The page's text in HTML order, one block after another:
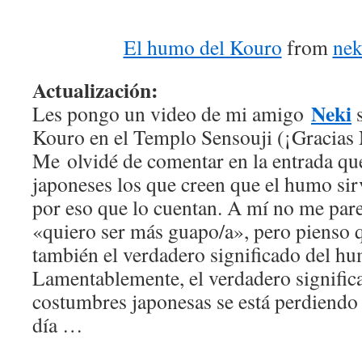
El humo del Kouro from
Actualización:
Les pongo un video de mi amigo Neki
Kouro en el Templo Sensouji
Me olvidé de comentar en la entrada
japoneses los que creen que el humo
por eso que lo cuentan. A mí no me
«quiero ser más guapo/a», pero pienso
también el verdadero significado del
Lamentablemente, el verdadero
costumbres japonesas se está
día …